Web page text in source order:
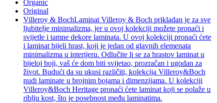
Organic
Original
Villeroy & BochLaminat Villeroy & Boch prikladan je za sve
ljubitelje minimalizma, jer u ovoj kolekciji možete pronaći i
svijetle i tamne dekore laminata. U ovoj kolekciji pronaći ćete
i laminat bijeli hrast, koji je jedan od glavnih elemenata
minimalizma u interijeru. Odlučite li se za hrastov laminat u
bijeloj boji, vaš će dom biti svijetao, prozračan i ugodan za
život. Budući da su ukusi različiti, kolekcija Villeroy&Boch
nudi laminate u brojnim bojama i dimenzijama. U kolekciji
Villeroy&Boch Heritage pronaći ćete laminat koji se polaže u
riblju kost, što je posebnost među laminatima.